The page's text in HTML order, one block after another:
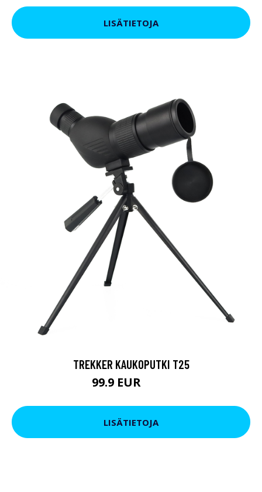
LISÄTIETOJA
TREKKER KAUKOPUTKI T25
99.9 EUR
LISÄTIETOJA